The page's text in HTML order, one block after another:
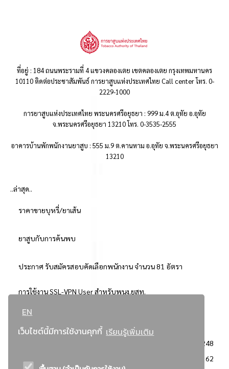
EN
เว็บไซต์นี้มีการใช้งานคุกกี้ เรียนรู้เพิ่มเติม
ที่อยู่ : 184 ถนนพระรามที่ 4 แขวงคลองเตย เขตคลองเตย กรุงเทพมหานคร
10110 ติดต่อประชาสัมพันธ์ การยาสูบแห่งประเทศไทย Call center โทร. 0-
2229-1000
การยาสูบแห่งประเทศไทย พระนครศรีอยุธยา : 999 ม.4 ต.อุทัย อ.อุทัย
จ.พระนครศรีอยุธยา 13210 โทร. 0-3535-2555
อาคารบ้านพักพนักงานยาสูบ : 555 ม.9 ต.คานหาม อ.อุทัย จ.พระนครศรีอยุธยา
13210
..ล่าสุด..
ราคาขายบุหรี่/ยาเส้น
ยาสูบกับการค้นพบ
ประกาศ รับสมัครสอบคัดเลือกพนักงาน จำนวน 81 อัตรา
การใช้งาน SSL-VPN User สำหรับพนง.ยสท.
..ยอดนิยม..
3248
2362